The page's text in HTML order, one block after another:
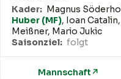
Kader: Magnus
Huber (MF), Ioan
Meißner, Mario Jukic
Saisonziel: folgt
Mannschaft ↗